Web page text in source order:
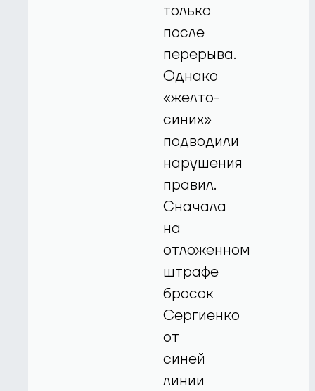
только
после
перерыва.
Однако
«желто-
синих»
подводили
нарушения
правил.
Сначала
на
отложенном
штрафе
бросок
Сергиенко
от
синей
линии